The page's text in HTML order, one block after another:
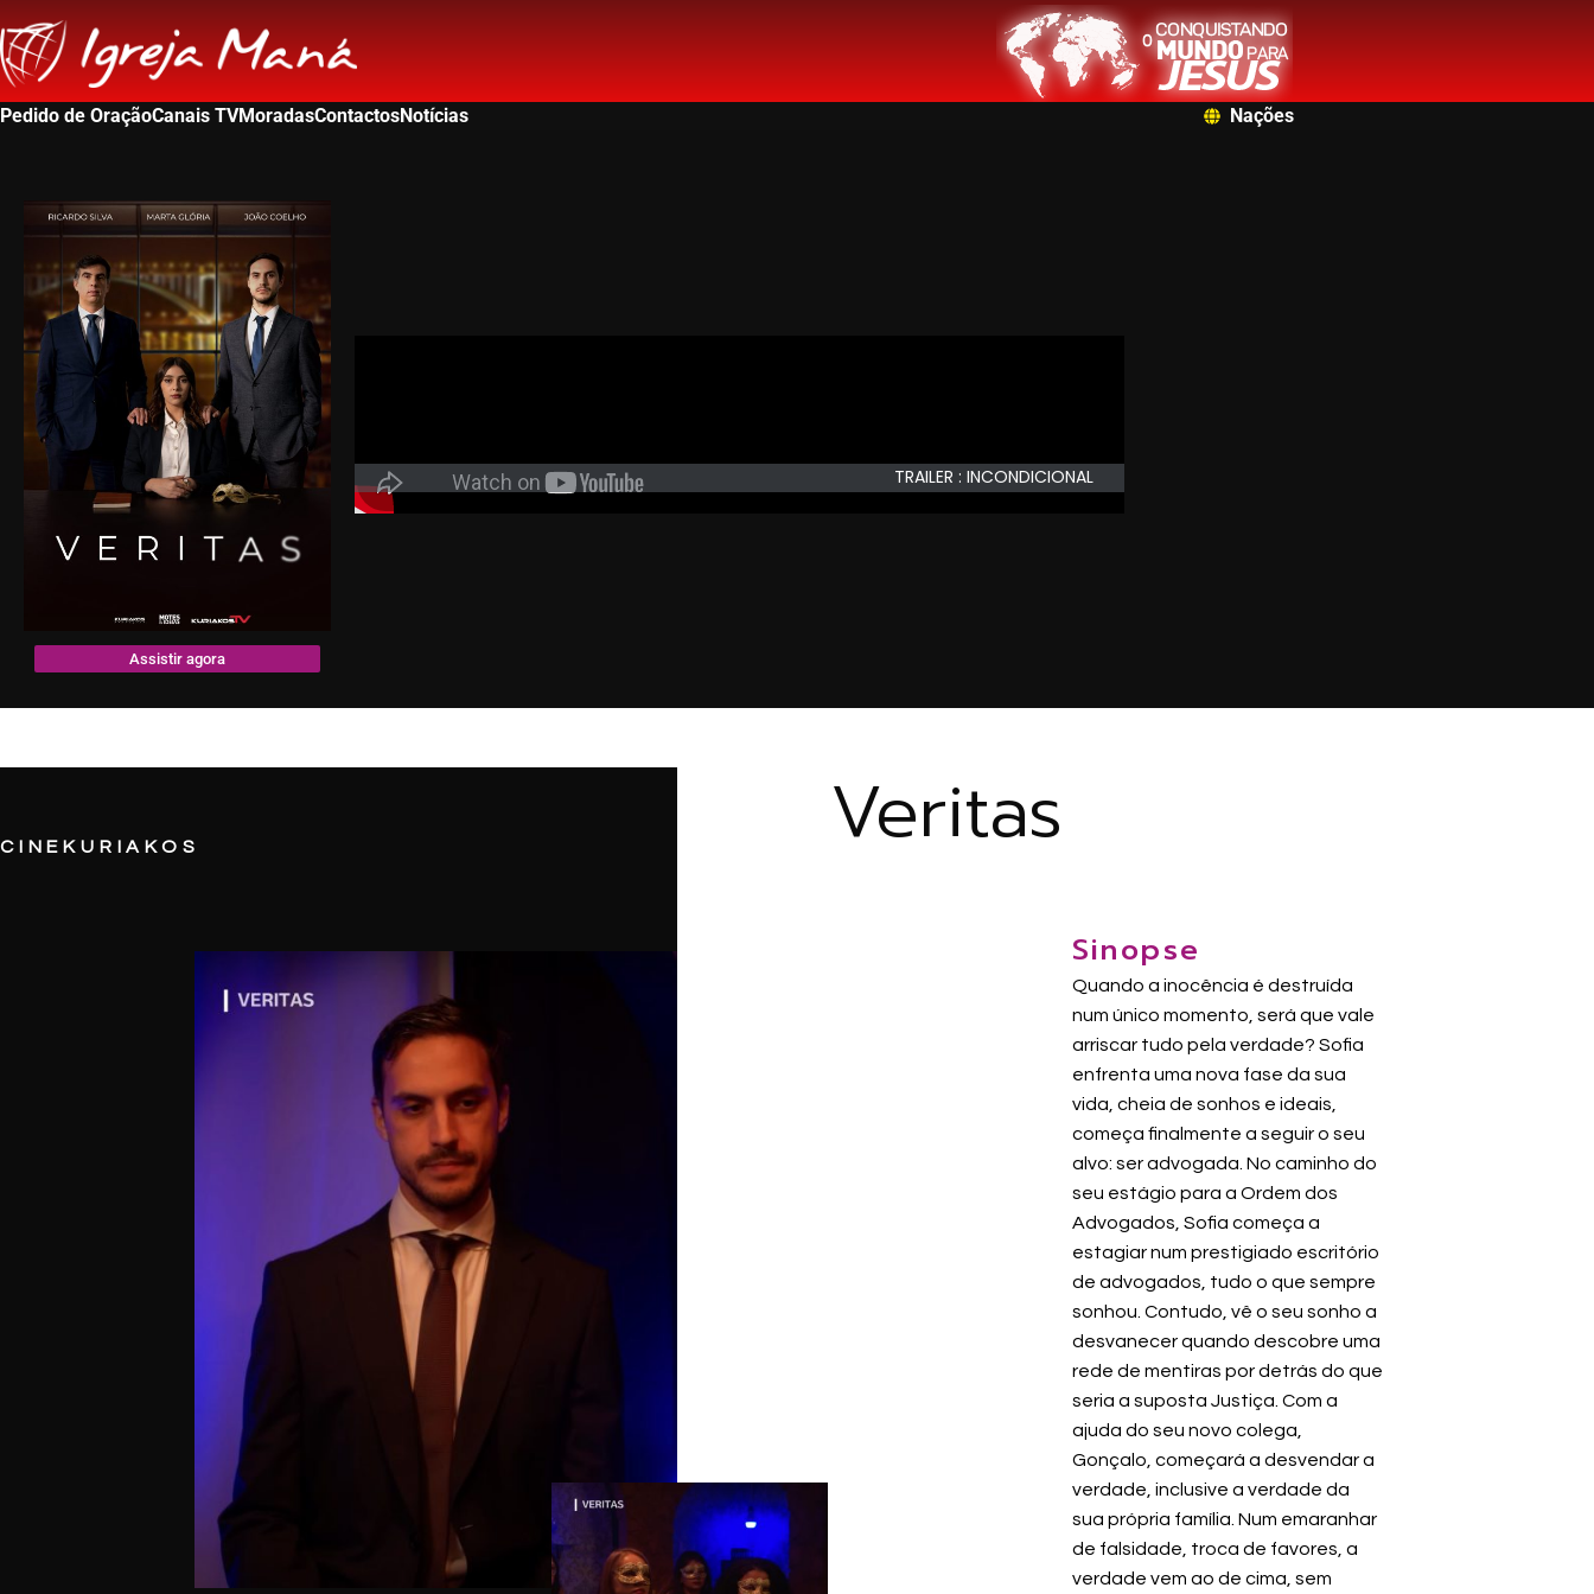
Pedido de OraçãoCanais TVMoradasContactosNotícias Nações
Assistir agora
TRAILER : INCONDICIONAL
CINEKURIAKOS Veritas
Sinopse
Quando a inocência é destruída
num único momento, será que vale
arriscar tudo pela verdade? Sofia
enfrenta uma nova fase da sua
vida, cheia de sonhos e ideais,
começa finalmente a seguir o seu
alvo: ser advogada. No caminho do
seu estágio para a Ordem dos
Advogados, Sofia começa a
estagiar num prestigiado escritório
de advogados, tudo o que sempre
sonhou. Contudo, vê o seu sonho a
desvanecer quando descobre uma
rede de mentiras por detrás do que
seria a suposta Justiça. Com a
ajuda do seu novo colega,
Gonçalo, começará a desvendar a
verdade, inclusive a verdade da
sua própria família. Num emaranhar
de falsidade, troca de favores, a
verdade vem ao de cima, sem